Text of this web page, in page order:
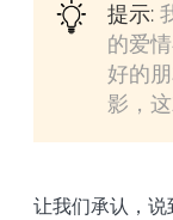
提示:
的爱
好的
影，
让我们承认，